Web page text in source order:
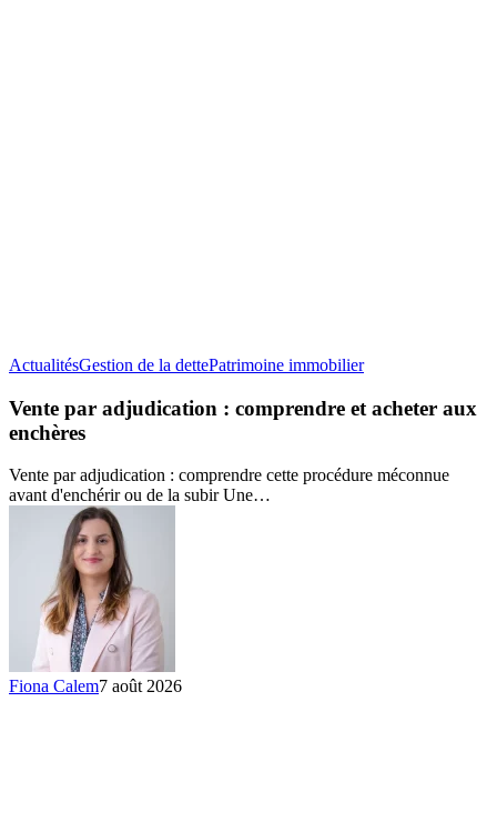
ActualitésGestion de la dettePatrimoine immobilierVente
adjudication
acheter
Vente par adjudication : comprendre et acheter aux
enchères
Vente par adjudication : comprendre cette procédure méconnue
avant d'enchérir ou de la subir Une…
Fiona Calem7 août 2026